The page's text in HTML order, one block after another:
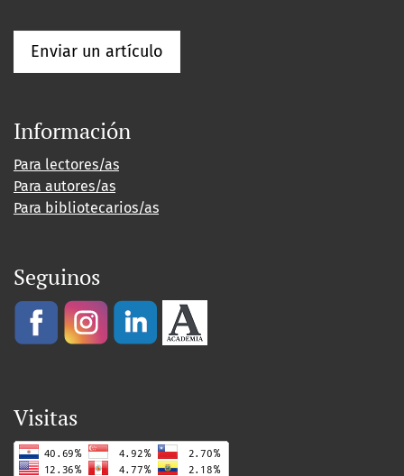
Enviar un artículo
Información
Para lectores/as
Para autores/as
Para bibliotecarios/as
Seguinos
Visitas